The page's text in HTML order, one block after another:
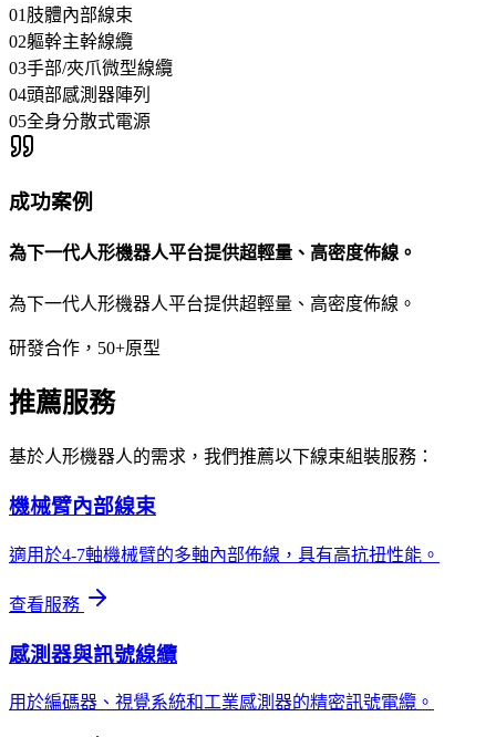
01 肢體內部線束
02軀幹主幹線纜
03手部/夾爪微型線纜
04頭部感測器陣列
05全身分散式電源
成功案例
為下一代人形機器人平台提供超輕量、高密度佈線。
為下一代人形機器人平台提供超輕量、高密度佈線。
研發合作，50+原型
推薦服務
基於人形機器人的需求，我們推薦以下線束組裝服務：
機械臂內部線束
適用於4-7軸機械臂的多軸內部佈線，具有高抗扭性能。
查看服務
感測器與訊號線纜
用於編碼器、視覺系統和工業感測器的精密訊號電纜。